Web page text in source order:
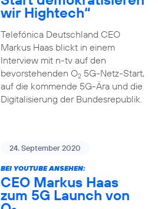
wir Hightech“
Telefónica Deutschland CEO
Markus Haas blickt in einem
Interview mit n-tv auf den
bevorstehenden O25G-Netz-Start,
auf die kommende 5G-Ära und die
Digitalisierung der Bundesrepublik.
24. September 2020
BEI YOUTUBE ANSEHEN:
CEO Markus Haas
zum 5G Launch von